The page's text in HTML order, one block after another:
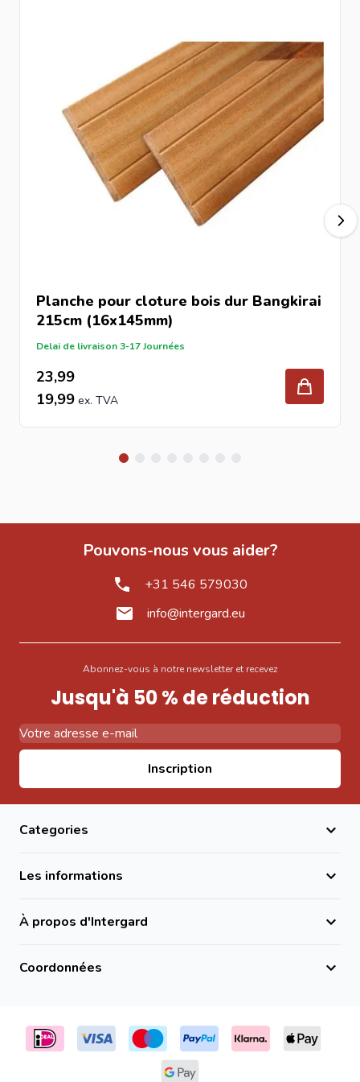
FAQ – Questions fréquentes
Pourquoi choisir le Bangkirai pour une clôture ?
Parce qu’il offre une très haute résistance naturelle et une
durabilité exceptionnelle.
Quelle est sa durée de vie ?
Avec une installation correcte, il peut durer plusieurs
décennies et bénéficie d’une garantie de 25 ans.
Oui, il provient de forêts gérées durablement et certifiées
Planche pour cloture bois dur Bangkirai
215cm (16x145mm)
Delai de livraison 3-17 Journées
23,99
19,99
Pouvons-nous vous aider?
+31 546 579030
info@intergard.eu
Abonnez-vous à notre newsletter et recevez
Jusqu'à 50 % de réduction
Inscription
Categories
Les informations
À propos d'Intergard
Coordonnées